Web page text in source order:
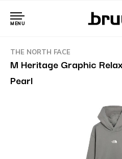
MENU
THE NORTH FACE
M Heritage Graphic
Pearl